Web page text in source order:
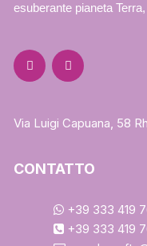
esuberante pianeta
Via Luigi Capuana, 58
CONTATTO
+39 333 419
+39 333 419